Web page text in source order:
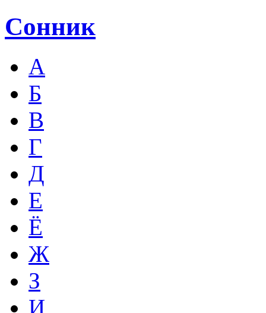
Сонник
А
Б
В
Г
Д
Е
Ё
Ж
З
И